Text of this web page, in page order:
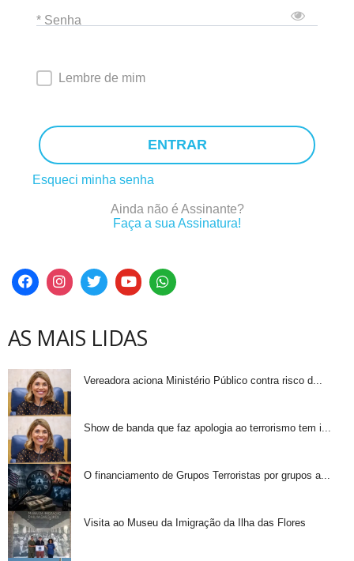
* Senha
Lembre de mim
ENTRAR
Esqueci minha senha
Ainda não é Assinante?
Faça a sua Assinatura!
AS MAIS LIDAS
Vereadora aciona Ministério Público contra risco d...
Show de banda que faz apologia ao terrorismo tem i...
O financiamento de Grupos Terroristas por grupos a...
Visita ao Museu da Imigração da Ilha das Flores